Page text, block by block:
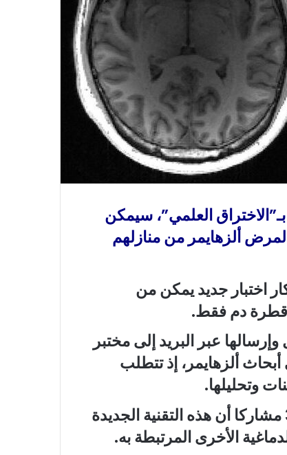
العلمي”، سيمكن
لمرض ألزهايمر من منازلهم
اختبار جديد يمكن من
قطرة دم فقط.
عبر البريد إلى مختبر
أبحاث ألزهايمر، إذ تتطلب
وتحليلها.
وأظهرت نتائج اختبار الدم الذي أجري على 337 مشاركا أن هذه التقنية الجديدة
الأخرى المرتبطة به.